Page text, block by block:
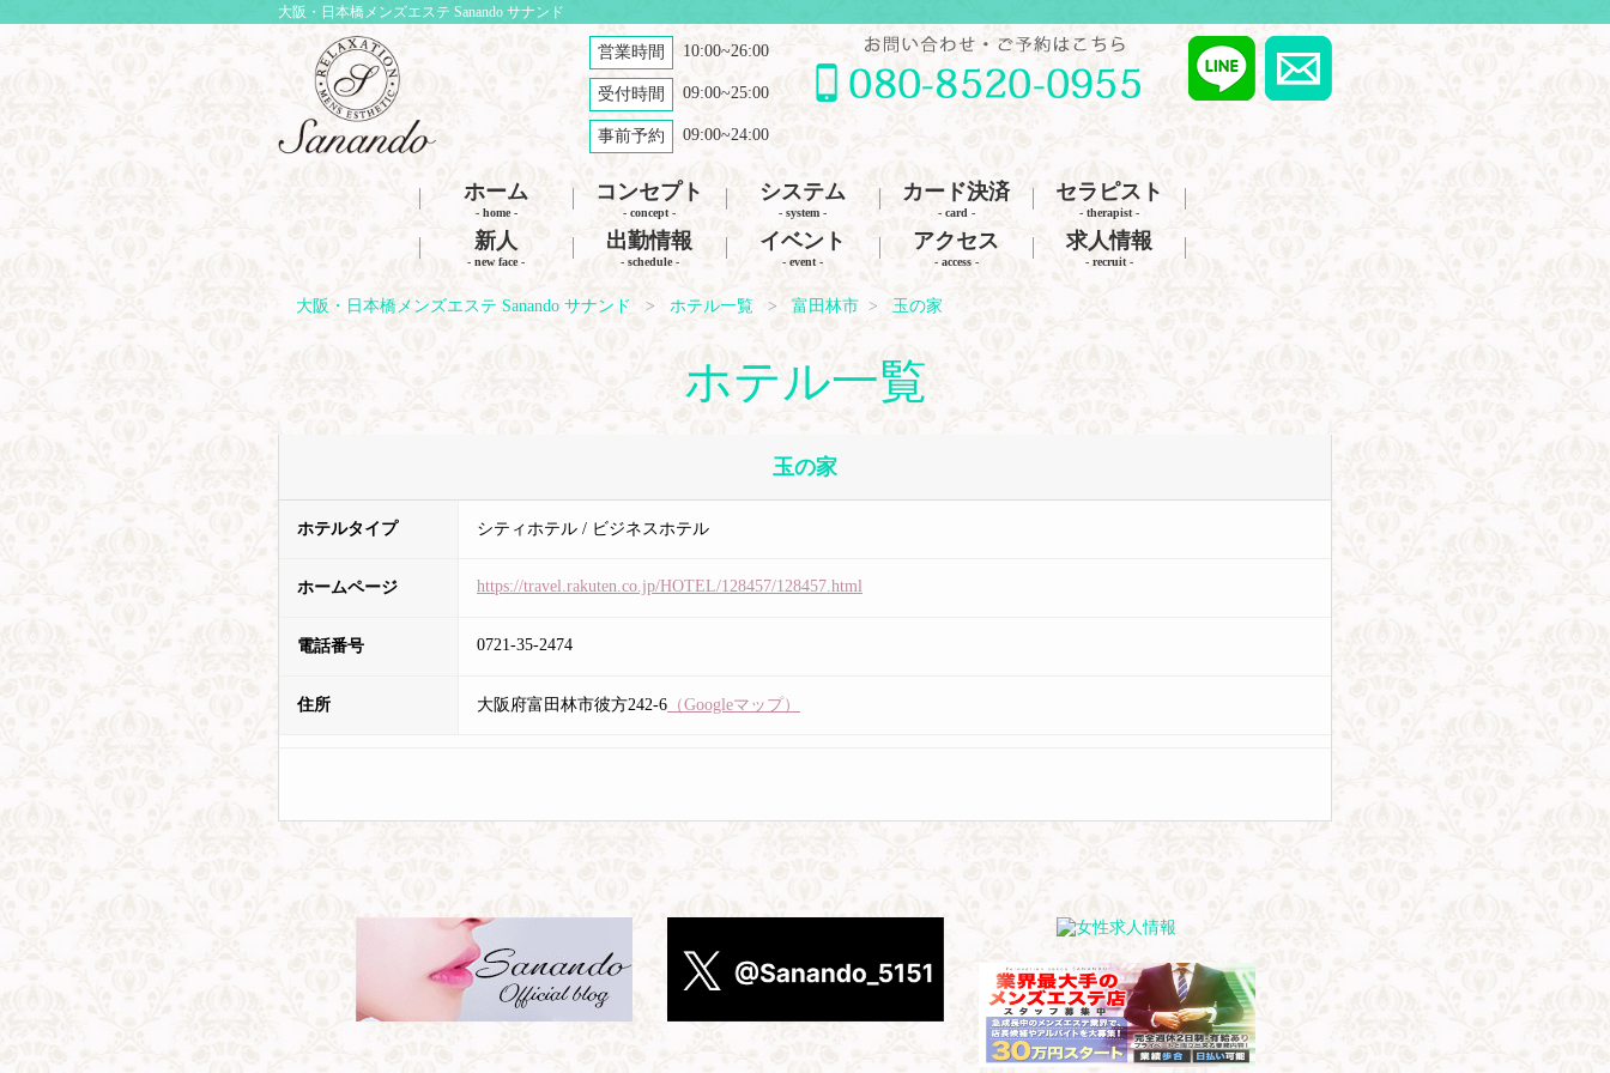
大阪・日本橋メンズエステ Sanando サナンド
営業時間 10:00~26:00
受付時間 09:00~25:00
事前予約 09:00~24:00
ホーム
- home -
コンセプト
- concept -
システム
- system -
カード決済
- card -
セラピスト
- therapist -
新人
- new face -
出勤情報
- schedule -
イベント
- event -
アクセス
- access -
求人情報
- recruit -
大阪・日本橋メンズエステ Sanando サナンド ホテル一覧 富田林市 玉の家
ホテル一覧
玉の家
ホテルタイプ シティホテル / ビジネスホテル
ホームページ https://travel.rakuten.co.jp/HOTEL/128457/128457.html
電話番号 0721-35-2474
住所 大阪府富田林市彼方242-6 （Googleマップ）